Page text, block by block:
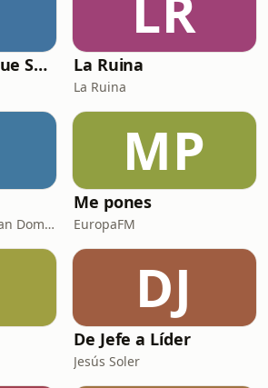
Católicos Algo que Saber La Ruina
La Ruina
Sergio Beguería y Juan Domínguez
MP
Me pones
EuropaFM
DJ
De Jefe a Líder
Jesús Soler